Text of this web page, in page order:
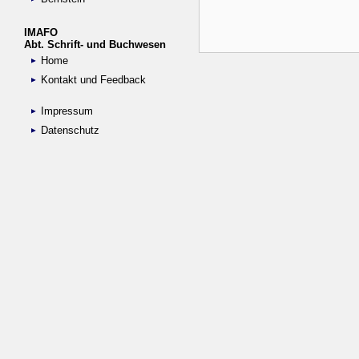
IMAFO
Abt. Schrift- und Buchwesen
Home
Kontakt und Feedback
Impressum
Datenschutz